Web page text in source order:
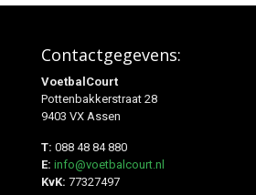
Contactgegevens:
VoetbalCourt
Pottenbakkerstraat 28
9403 VX Assen
T: 088 48 84 880
E: info@voetbalcourt.nl
KvK: 77327497